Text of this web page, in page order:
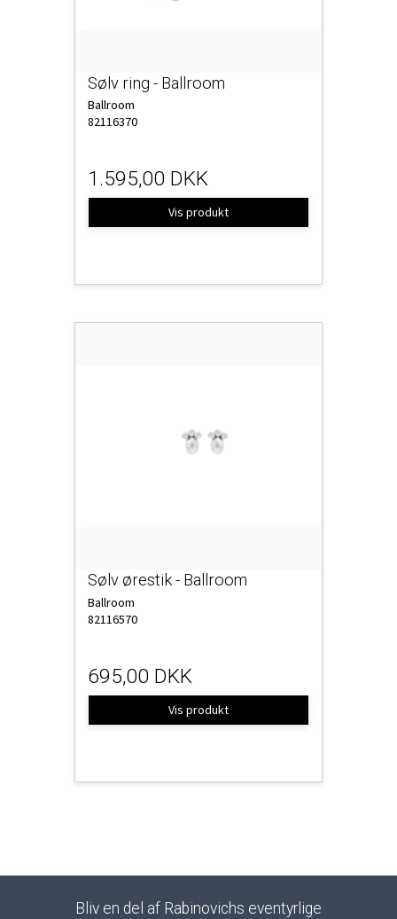
Sølv ring - Ballroom
Ballroom
82116370
1.595,00 DKK
Vis produkt
Sølv ørestik - Ballroom
Ballroom
82116570
695,00 DKK
Vis produkt
Bliv en del af Rabinovichs eventyrlige